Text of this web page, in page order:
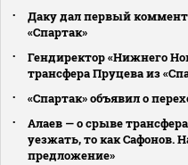
Даку дал первый
«Спартак»
Гендиректор «Нижнего
трансфера Пруцева из
«Спартак» объявил о
Алаев — о срыве
уезжать, то как Сафонов.
предложение»